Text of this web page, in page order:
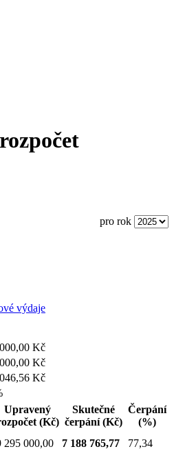
pro rok
výdaje
Kč
Kč
Kč
Upravený
(Kč)
Skutečné
čerpání(Kč)
Čerpání
(%)
295 000,00 7 188 765,77
77,34